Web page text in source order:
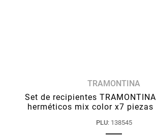
TRAMONTINA
Set de recipientes TRAMONTINA
herméticos mix color x7 piezas
PLU: 138545